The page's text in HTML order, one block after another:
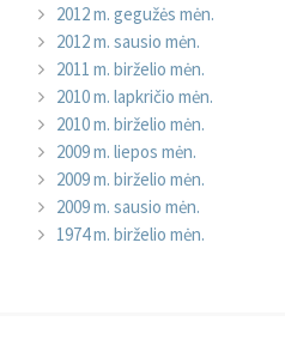
2012 m. gegužės mėn.
2012 m. sausio mėn.
2011 m. birželio mėn.
2010 m. lapkričio mėn.
2010 m. birželio mėn.
2009 m. liepos mėn.
2009 m. birželio mėn.
2009 m. sausio mėn.
1974 m. birželio mėn.